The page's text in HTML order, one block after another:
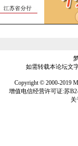
如需转载本论坛文
Copyright © 2000-2019
增值电信经营许可证:苏
关